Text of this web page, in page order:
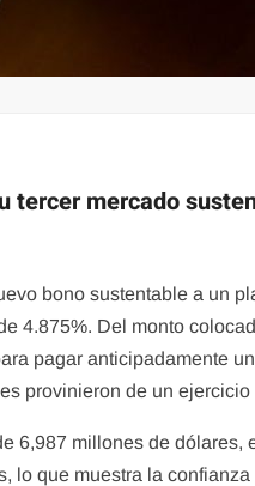
tercer mercado
bono sustentable a un
4.875%. Del monto
pagar anticipadamente
provinieron de un
6,987 millones de
lo que muestra la